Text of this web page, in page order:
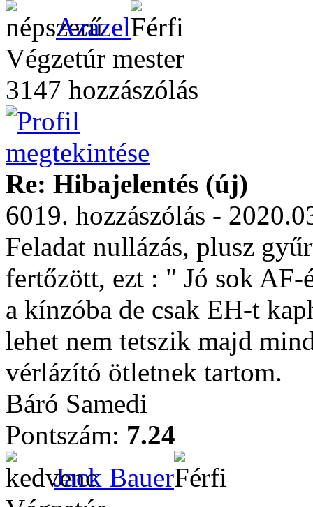
Azazel
Végzetúr mester
3147 hozzászólás
Re: Hibajelentés (új)
6019. hozzászólás -
Feladat nullázás, plusz
fertőzött, ezt : " Jó sok AF-
a kínzóba de csak EH-t
lehet nem tetszik majd
vérlázító ötletnek tartom.
Báró Samedi
Pontszám: 7.24
Jack Bauer